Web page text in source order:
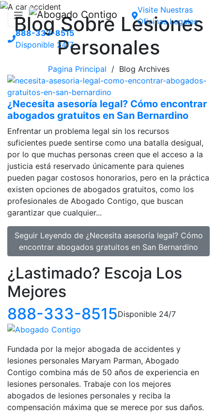
Visite Nuestras
Oficinas Legales
888-333-8515
Disponible 24/7
Blog Sobre Lesiones
Personales
Pagina Principal / Blog Archives
¿Necesita asesoría legal? Cómo encontrar
abogados gratuitos en San Bernardino
Enfrentar un problema legal sin los recursos
suficientes puede sentirse como una batalla desigual,
por lo que muchas personas creen que el acceso a la
justicia está reservado únicamente para quienes
pueden pagar costosos honorarios, pero en la práctica
existen opciones de abogados gratuitos, como los
profesionales de Abogado Contigo, que buscan
garantizar que cualquier...
Seguir Leyendo de ¿Necesita asesoría legal? Cómo
encontrar abogados gratuitos en San Bernardino
¿Lastimado? Escoja Los
Mejores
888-333-8515Disponible 24/7
Fundada por la mejor abogada de accidentes y
lesiones personales Maryam Parman, Abogado
Contigo combina más de 50 años de experiencia en
lesiones personales. Trabaje con los mejores
abogados de lesiones personales y reciba la
compensación máxima que se merece por sus daños.